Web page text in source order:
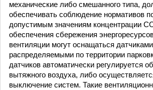
механические либо смешанного типа,
обеспечивать соблюдение нормативов
допустимым значениям концентрации
обеспечения сбережения
вентиляции могут оснащаться
распределяемыми по территории
датчиков автоматически регулируется
вытяжного воздуха, либо
выключение систем. Такие